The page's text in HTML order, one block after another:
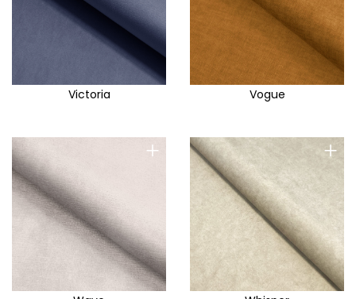
Victoria Vogue
+ +